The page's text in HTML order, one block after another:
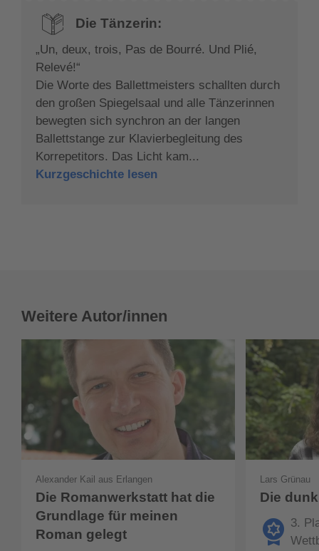
Die Tänzerin:
„Un, deux, trois, Pas de Bourré. Und Plié,
Relevé!“
Die Worte des Ballettmeisters schallten durch
den großen Spiegelsaal und alle Tänzerinnen
bewegten sich synchron an der langen
Ballettstange zur Klavierbegleitung des
Korrepetitors. Das Licht kam...
Kurzgeschichte lesen
Weitere Autor/innen
Alexander Kail aus Erlangen
Die Romanwerkstatt hat die
Grundlage für meinen
Roman gelegt
Lars Grünau
Die
3.